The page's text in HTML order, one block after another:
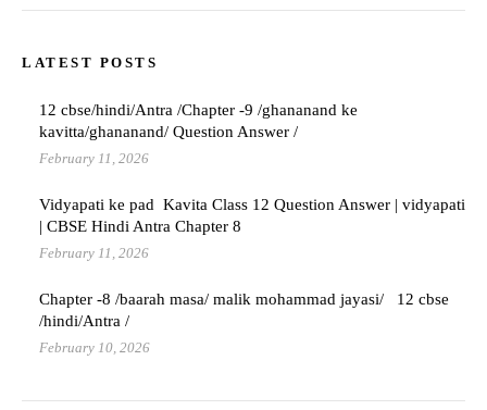
LATEST POSTS
12 cbse/hindi/Antra /Chapter -9 /ghananand ke
kavitta/ghananand/ Question Answer /
February 11, 2026
Vidyapati ke pad Kavita Class 12 Question Answer | vidyapati
| CBSE Hindi Antra Chapter 8
February 11, 2026
Chapter -8 /baarah masa/ malik mohammad jayasi/ 12 cbse
/hindi/Antra /
February 10, 2026